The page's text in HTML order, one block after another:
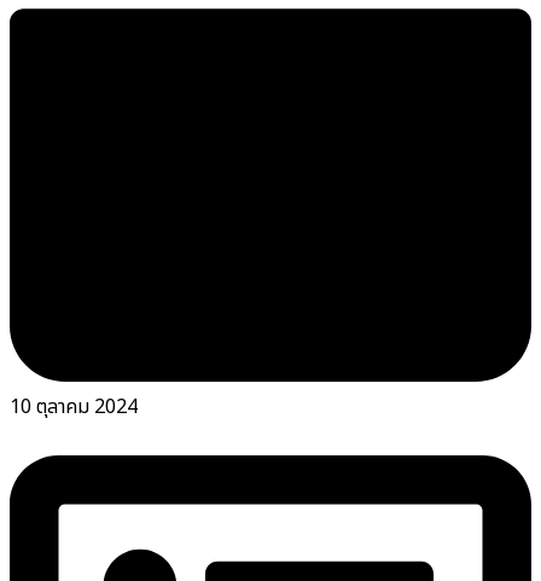
10 ตุลาคม 2024